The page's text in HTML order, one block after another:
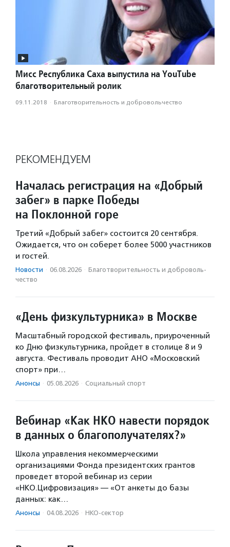
Мисс Республика Саха выпустила на YouTube
благотворительный ролик
09.11.2018 · Благотвори­тель­ность и доброволь­чест­во
РЕКОМЕНДУЕМ
Началась регистрация на «Добрый
забег» в парке Победы
на Поклонной горе
Третий «Добрый забег» состоится 20 сентября.
Ожидается, что он соберет более 5000 участников
и гостей.
Новости · 06.08.2026 · Благотвори­тель­ность и доброволь­
чест­во
«День физкультурника» в Москве
Масштабный городской фестиваль, приуроченный
ко Дню физкультурника, пройдет в столице 8 и 9
августа. Фестиваль проводит АНО «Московский
спорт» при…
Анонсы · 05.08.2026 · Социальный спорт
Вебинар «Как НКО навести порядок
в данных о благополучателях?»
Школа управления некоммерческими
организациями Фонда президентских грантов
проведет второй вебинар из серии
«НКО.Цифровизация» — «От анкеты до базы
данных: как…
Анонсы · 04.08.2026 · НКО-сектор